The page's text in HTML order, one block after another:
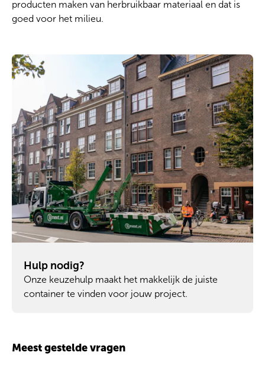
producten maken van herbruikbaar materiaal en dat is
goed voor het milieu.
Hulp nodig?
Onze keuzehulp maakt het makkelijk de juiste
container te vinden voor jouw project.
Meest gestelde vragen